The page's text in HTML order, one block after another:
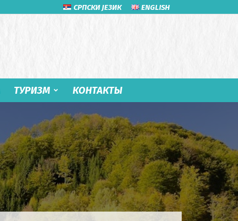
СРПСКИ ЈЕЗИК ENGLISH
ТУРИЗМ КОНТАКТЫ